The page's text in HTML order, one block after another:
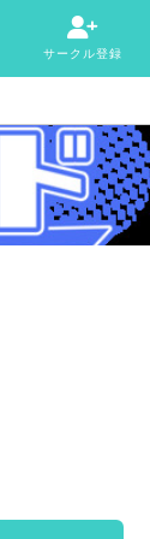
サークル登録